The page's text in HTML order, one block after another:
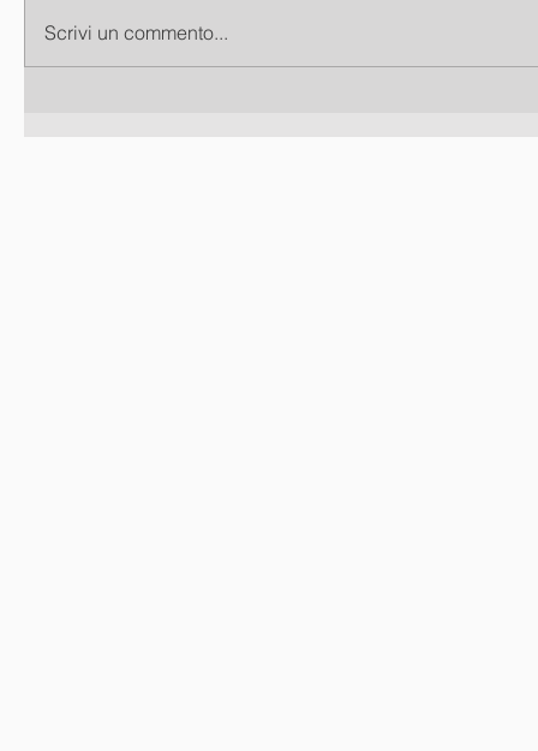
Scrivi un commento...